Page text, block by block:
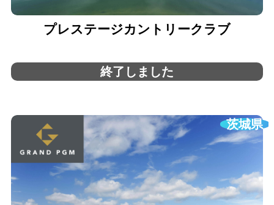
プレステージカントリークラブ
終了しました
茨城県